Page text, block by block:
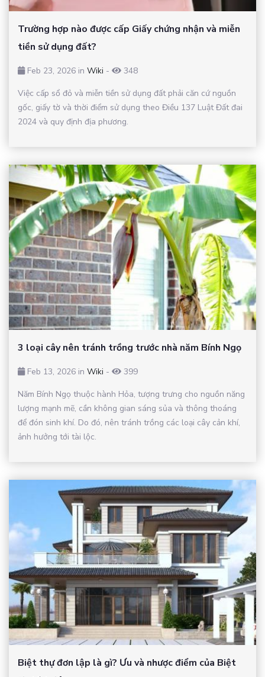
Trường hợp nào được cấp Giấy chứng nhận và miễn
tiền sử dụng đất?
Feb 23, 2026 in Wiki -
348
Việc cấp sổ đỏ và miễn tiền sử dụng đất phải căn cứ nguồn
gốc, giấy tờ và thời điểm sử dụng theo Điều 137 Luật Đất đai
2024 và quy định địa phương.
3 loại cây nên tránh trồng trước nhà năm Bính Ngọ
Feb 13, 2026 in Wiki -
399
Năm Bính Ngọ thuộc hành Hỏa, tượng trưng cho nguồn năng
lượng mạnh mẽ, cần không gian sáng sủa và thông thoáng
để đón sinh khí. Do đó, nên tránh trồng các loại cây cản khí,
ảnh hưởng tới tài lộc.
Biệt thự đơn lập là gì? Ưu và nhược điểm của Biệt